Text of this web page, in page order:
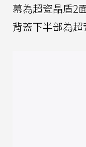
幕為超瓷晶盾2
背蓋下半部為超